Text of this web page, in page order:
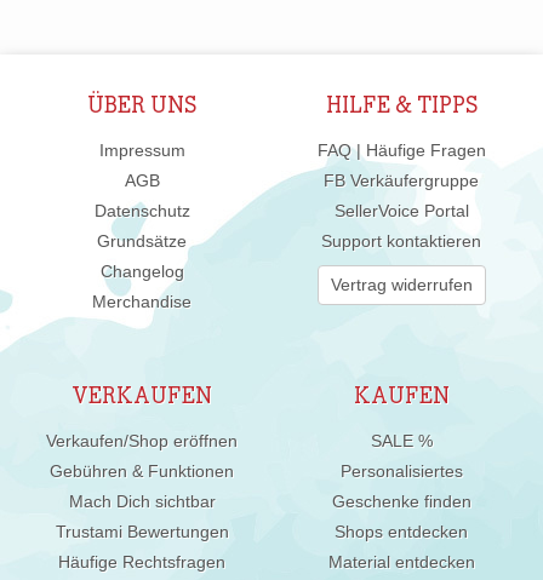
ÜBER UNS
Impressum
AGB
Datenschutz
Grundsätze
Changelog
Merchandise
HILFE & TIPPS
FAQ | Häufige Fragen
FB Verkäufergruppe
SellerVoice Portal
Support kontaktieren
Vertrag widerrufen
VERKAUFEN
Verkaufen/Shop eröffnen
Gebühren & Funktionen
Mach Dich sichtbar
Trustami Bewertungen
Häufige Rechtsfragen
KAUFEN
SALE %
Personalisiertes
Geschenke finden
Shops entdecken
Material entdecken